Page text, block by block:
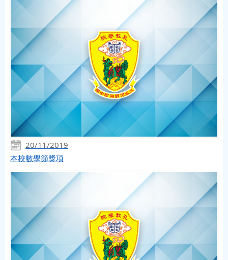
20/11/2019
本校數學節獎項